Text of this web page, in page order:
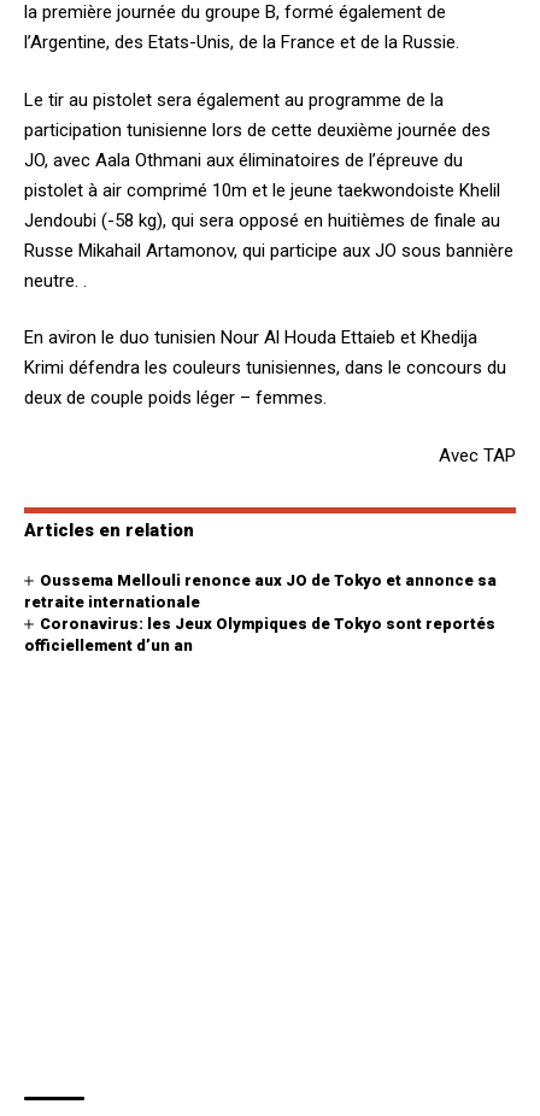
la première journée du groupe B, formé également de
l’Argentine, des Etats-Unis, de la France et de la Russie.
Le tir au pistolet sera également au programme de la
participation tunisienne lors de cette deuxième journée des
JO, avec Aala Othmani aux éliminatoires de l’épreuve du
pistolet à air comprimé 10m et le jeune taekwondoiste Khelil
Jendoubi (-58 kg), qui sera opposé en huitièmes de finale au
Russe Mikahail Artamonov, qui participe aux JO sous bannière
neutre. .
En aviron le duo tunisien Nour Al Houda Ettaieb et Khedija
Krimi défendra les couleurs tunisiennes, dans le concours du
deux de couple poids léger – femmes.
Avec TAP
Articles en relation
Oussema Mellouli renonce aux JO de Tokyo et annonce sa
retraite internationale
Coronavirus: les Jeux Olympiques de Tokyo sont reportés
officiellement d’un an